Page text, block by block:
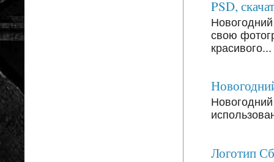
PSD,
свою
красивого...
Логотип